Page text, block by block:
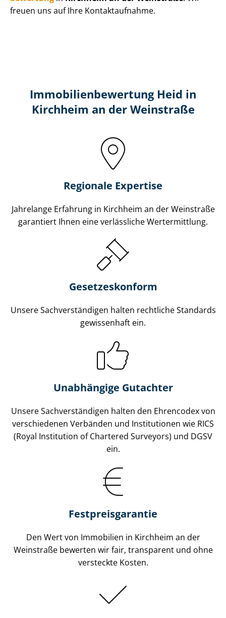
freuen uns auf Ihre Kontaktaufnahme.
Immobilien­bewertung Heid in
Kirchheim an der Weinstraße
Regionale Expertise
Jahrelange Erfahrung in Kirchheim an der Weinstraße
garantiert Ihnen eine verlässliche Wertermittlung.
Gesetzes­konform
Unsere Sach­ver­stän­di­gen halten rechtliche Standards
gewissenhaft ein.
Unabhängige Gutachter
Unsere Sach­ver­stän­di­gen halten den Ehrencodex von
verschiedenen Verbänden und Institutionen wie RICS
(Royal Institution of Chartered Surveyors) und DGSV
ein.
Festpreis​garantie
Den Wert von Immobilien in Kirchheim an der
Weinstraße bewerten wir fair, transparent und ohne
versteckte Kosten.